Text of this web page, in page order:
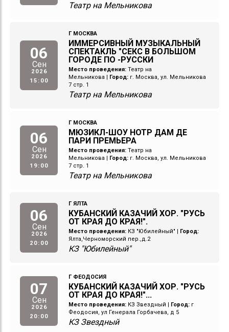
Театр на Мельникова
06
Сен
2026
15:00
Г МОСКВА
ИММЕРСИВНЫЙ МУЗЫКАЛЬНЫЙ
СПЕКТАКЛЬ "СЕКС В БОЛЬШОМ
ГОРОДЕ ПО -РУССКИ
Место проведения: Театр на
Мельникова
Город: г. Москва, ул. Мельникова
7 стр. 1
Театр на Мельникова
06
Сен
2026
19:00
Г МОСКВА
МЮЗИКЛ-ШОУ НОТР ДАМ ДЕ
ПАРИ ПРЕМЬЕРА
Место проведения: Театр на
Мельникова
Город: г. Москва, ул. Мельникова
7 стр. 1
Театр на Мельникова
06
Сен
2026
20:00
Г ЯЛТА
КУБАНСКИЙ КАЗАЧИЙ ХОР. "РУСЬ
ОТ КРАЯ ДО КРАЯ!".
Место проведения: КЗ "Юбилейный"
Город:
Ялта,Черноморский пер.,д.2
КЗ "Юбилейный"
07
Сен
2026
20:00
Г ФЕОДОСИЯ
КУБАНСКИЙ КАЗАЧИЙ ХОР. "РУСЬ
ОТ КРАЯ ДО КРАЯ!"...
Место проведения: КЗ Звездный Город: г
Феодосия, ул Генерала Горбачева, д 5
КЗ Звездный